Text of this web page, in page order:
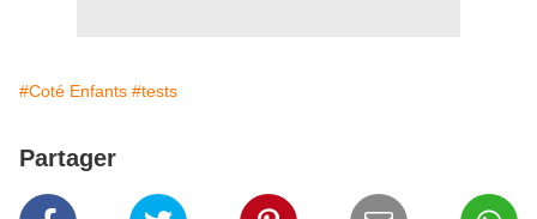
#Coté Enfants #tests
Partager